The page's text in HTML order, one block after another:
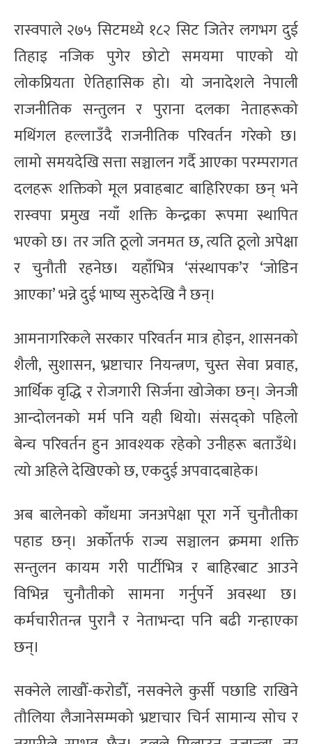
रास्वपाले २७५ सिटमध्ये १८२ सिट जितेर लगभग दुई
तिहाइ नजिक पुगेर छोटो समयमा पाएको यो
लोकप्रियता ऐतिहासिक हो। यो जनादेशले नेपाली
राजनीतिक सन्तुलन र पुराना दलका नेताहरूको
मथिंगल हल्लाउँदै राजनीतिक परिवर्तन गरेको छ।
लामो समयदेखि सत्ता सञ्चालन गर्दै आएका परम्परागत
दलहरू शक्तिको मूल प्रवाहबाट बाहिरिएका छन् भने
रास्वपा प्रमुख नयाँ शक्ति केन्द्रका रूपमा स्थापित
भएको छ। तर जति ठूलो जनमत छ, त्यति ठूलो अपेक्षा
र चुनौती रहनेछ। यहाँभित्र ‘संस्थापक’र ‘जोडिन
आएका’ भन्ने दुई भाष्य सुरुदेखि नै छन्।
आमनागरिकले सरकार परिवर्तन मात्र होइन, शासनको
शैली, सुशासन, भ्रष्टाचार नियन्त्रण, चुस्त सेवा प्रवाह,
आर्थिक वृद्धि र रोजगारी सिर्जना खोजेका छन्। जेनजी
आन्दोलनको मर्म पनि यही थियो। संसद्को पहिलो
बेन्च परिवर्तन हुन आवश्यक रहेको उनीहरू बताउँथे।
त्यो अहिले देखिएको छ, एकदुई अपवादबाहेक।
अब बालेनको काँधमा जनअपेक्षा पूरा गर्ने चुनौतीका
पहाड छन्। अर्कोतर्फ राज्य सञ्चालन क्रममा शक्ति
सन्तुलन कायम गरी पार्टीभित्र र बाहिरबाट आउने
विभिन्न चुनौतीको सामना गर्नुपर्ने अवस्था छ।
कर्मचारीतन्त्र पुरानै र नेताभन्दा पनि बढी गन्हाएका
छन्।
सक्नेले लाखौँ-करोडौँ, नसक्नेले कुर्सी पछाडि राखिने
तौलिया लैजानेसम्मको भ्रष्टाचार चिर्न सामान्य सोच र